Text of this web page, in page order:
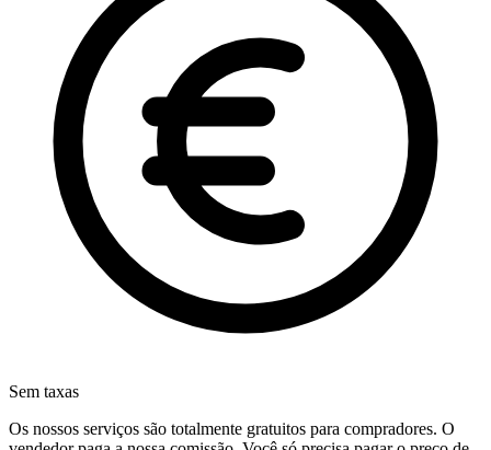
Sem taxas
Os nossos serviços são totalmente gratuitos para compradores. O